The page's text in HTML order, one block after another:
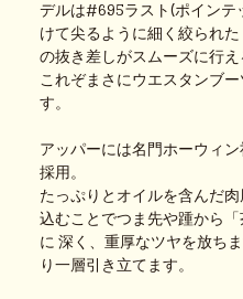
デルは#695ラスト(ポインテ
けて尖るように細く絞られ
の抜き差しがスムーズに行
これぞまさにウエスタンブ
す。
アッパーには名門ホーウィ
採用。
たっぷりとオイルを含んだ
込むことでつま先や踵から
に 深く、重厚なツヤを放ち
り一層引き立てます。